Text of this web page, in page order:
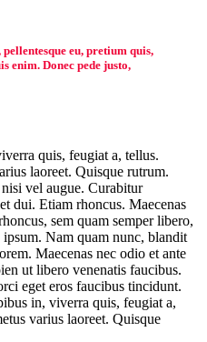
eu, pretium quis,
enim. Donec pede justo,
quis, feugiat a, tellus.
laoreet. Quisque rutrum.
vel augue. Curabitur
dui. Etiam rhoncus. Maecenas
sem quam semper libero,
ipsum. Nam quam nunc, blandit
Maecenas nec odio et ante
ut libero venenatis faucibus.
eget eros faucibus tincidunt.
in, viverra quis, feugiat a,
varius laoreet. Quisque